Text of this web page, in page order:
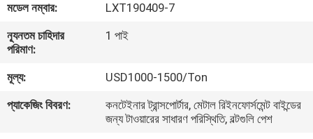
কারখানা
ভ্রমণ
মান
নিয়ন্ত্রণ
মডেল নম্বার:
LXT190409-7
ন্যূনতম চাহিদার
পরিমাণ:
1 পাই
মূল্য:
USD1000-1500/Ton
প্যাকেজিং বিবরণ:
কনটেইনার ট্রান্সপোর্টার, মেটাল রিইনফোর্সমেন্ট বাইন্ডের
জন্য টাওয়ারের সাধারণ পরিস্থিতি, বল্টগুলি পেশ